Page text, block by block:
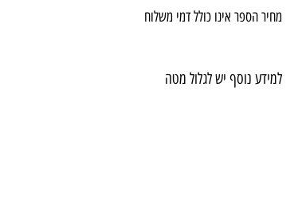
מחיר הספר אינו כולל דמי משלוח
למידע נוסף יש לגלול מטה